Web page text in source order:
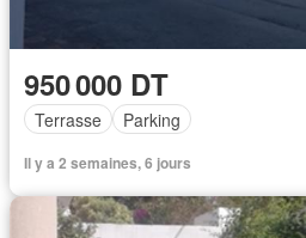
950 000 DT
Terrasse Parking
Il y a 2 semaines, 6 jours